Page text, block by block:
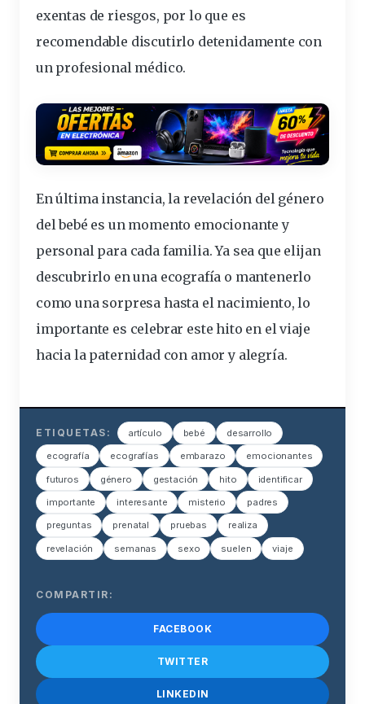
exentas de riesgos, por lo que es
recomendable discutirlo detenidamente con
un profesional médico.
En última instancia, la revelación del género
del bebé es un momento emocionante y
personal para cada familia. Ya sea que elijan
descubrirlo en una ecografía o mantenerlo
como una sorpresa hasta el nacimiento, lo
importante es celebrar este hito en el viaje
hacia la paternidad con amor y alegría.
ETIQUETAS: artículo bebé desarrollo
ecografía ecografías embarazo emocionantes
futuros género gestación hito identificar
importante interesante misterio padres
preguntas prenatal pruebas realiza
revelación semanas sexo suelen viaje
COMPARTIR:
FACEBOOK
TWITTER
LINKEDIN